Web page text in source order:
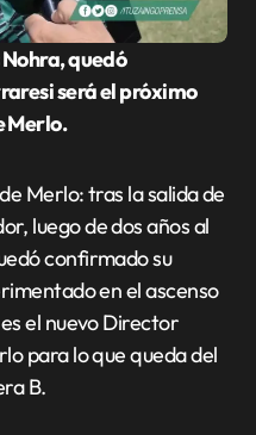
será el próximo
Merlo.
Merlo: tras la salida de
luego de dos años al
confirmado su
en el ascenso
el nuevo Director
para lo que queda del
B.